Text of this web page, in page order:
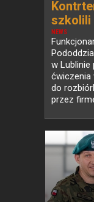
NEWS
szkolili
w Lublinie
ćwiczenia
do
przez